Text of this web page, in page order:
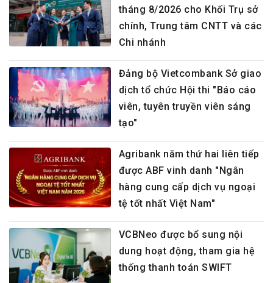
tháng 8/2026 cho Khối Trụ sở
chính, Trung tâm CNTT và các
Chi nhánh
Đảng bộ Vietcombank Sở giao
dịch tổ chức Hội thi "Báo cáo
viên, tuyên truyền viên sáng
tạo"
Agribank năm thứ hai liên tiếp
được ABF vinh danh "Ngân
hàng cung cấp dịch vụ ngoại
tệ tốt nhất Việt Nam"
VCBNeo được bổ sung nội
dung hoạt động, tham gia hệ
thống thanh toán SWIFT